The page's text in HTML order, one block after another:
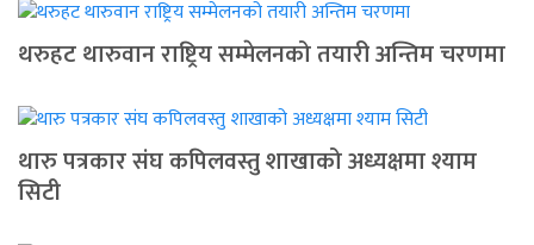
थरुहट थारुवान राष्ट्रिय सम्मेलनको तयारी अन्तिम चरणमा
थारु पत्रकार संघ कपिलवस्तु शाखाको अध्यक्षमा श्याम
सिटी